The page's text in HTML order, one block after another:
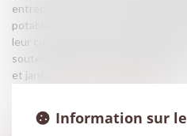
entreprennent des travaux
potable ou d’évacuation d’eaux
leur conférant le droit d’établir à
souterraines dans les terrains
et jardins attenant aux habitations
Information sur